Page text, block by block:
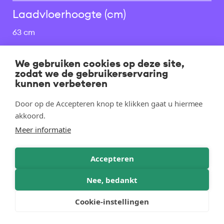
We gebruiken cookies op deze site,
zodat we de gebruikerservaring
kunnen verbeteren
Door op de Accepteren knop te klikken gaat u hiermee
akkoord.
Meer informatie
Accepteren
Nee, bedankt
Cookie-instellingen
Laadvloerhoogte (cm)
63 cm
Oprijsysteem
Huiven & zeilen